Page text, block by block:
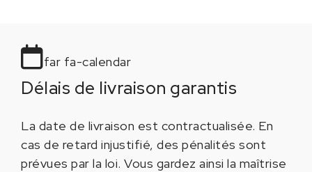
far fa-calendar
Délais de livraison garantis
La date de livraison est contractualisée. En
cas de retard injustifié, des pénalités sont
prévues par la loi. Vous gardez ainsi la maîtrise